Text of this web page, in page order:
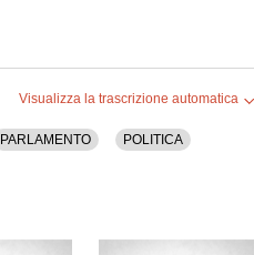
Visualizza la trascrizione automatica
PARLAMENTO POLITICA